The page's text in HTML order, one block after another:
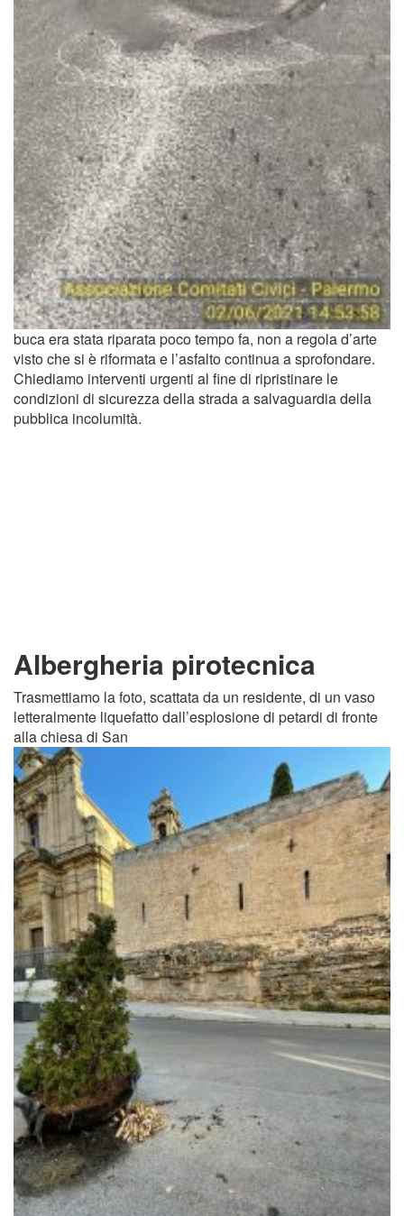
buca era stata riparata poco tempo fa, non a regola d’arte
visto che si è riformata e l’asfalto continua a sprofondare.
Chiediamo interventi urgenti al fine di ripristinare le
condizioni di sicurezza della strada a salvaguardia della
pubblica incolumità.
Albergheria pirotecnica
Trasmettiamo la foto, scattata da un residente, di un vaso
letteralmente liquefatto dall’esplosione di petardi di fronte
alla chiesa di San